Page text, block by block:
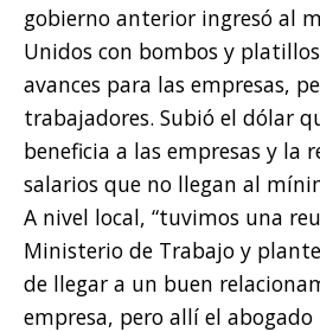
gobierno anterior ingresó al
Unidos con bombos y
avances para las empresas,
trabajadores. Subió el dólar
beneficia a las empresas y la
salarios que no llegan al
A nivel local, “tuvimos una
Ministerio de Trabajo y
de llegar a un buen
empresa, pero allí el